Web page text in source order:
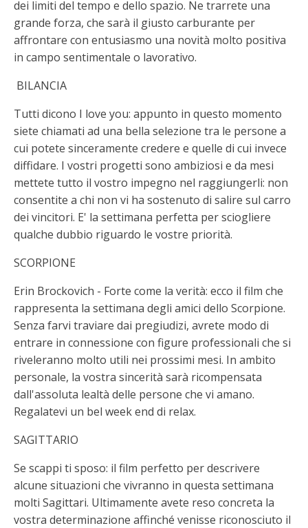
dei limiti del tempo e dello spazio. Ne trarrete una
grande forza, che sarà il giusto carburante per
affrontare con entusiasmo una novità molto positiva
in campo sentimentale o lavorativo.
BILANCIA
Tutti dicono I love you: appunto in questo momento
siete chiamati ad una bella selezione tra le persone a
cui potete sinceramente credere e quelle di cui invece
diffidare. I vostri progetti sono ambiziosi e da mesi
mettete tutto il vostro impegno nel raggiungerli: non
consentite a chi non vi ha sostenuto di salire sul carro
dei vincitori. E' la settimana perfetta per sciogliere
qualche dubbio riguardo le vostre priorità.
SCORPIONE
Erin Brockovich - Forte come la verità: ecco il film che
rappresenta la settimana degli amici dello Scorpione.
Senza farvi traviare dai pregiudizi, avrete modo di
entrare in connessione con figure professionali che si
riveleranno molto utili nei prossimi mesi. In ambito
personale, la vostra sincerità sarà ricompensata
dall'assoluta lealtà delle persone che vi amano.
Regalatevi un bel week end di relax.
SAGITTARIO
Se scappi ti sposo: il film perfetto per descrivere
alcune situazioni che vivranno in questa settimana
molti Sagittari. Ultimamente avete reso concreta la
vostra determinazione affinché venisse riconosciuto il